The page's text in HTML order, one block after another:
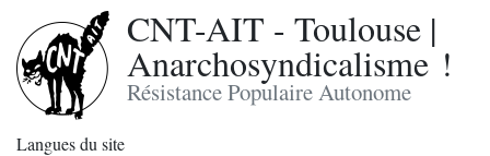
CNT-AIT - Toulouse |
Anarchosyndicalisme !
Résistance Populaire Autonome
Langues du site